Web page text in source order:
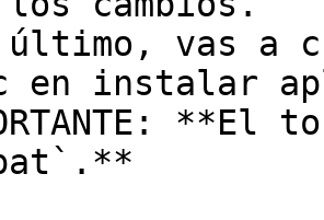
último, vas a
en instalar
**El